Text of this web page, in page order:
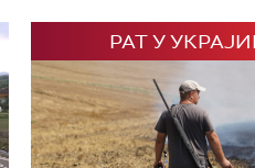
РАТ У
РТС Класика РТС